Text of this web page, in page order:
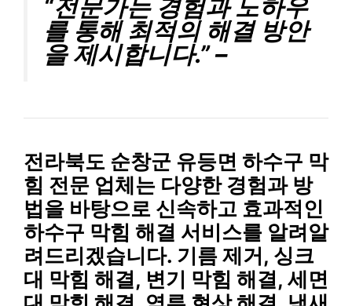
“전문가는 경험과 노하우
를 통해 최적의 해결 방안
을 제시합니다.” –
전라북도 순창군 유등면 하수구 막
힘 전문 업체 는 다양한 경험과 방
법을 바탕으로 신속하고 효과적인
하수구 막힘 해결 서비스를 알려알
려드리겠습니다. 기름 제거 , 싱크
대 막힘 해결, 변기 막힘 해결, 세면